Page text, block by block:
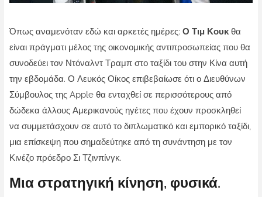
Όπως αναμενόταν εδώ και αρκετές ημέρες: Ο Τιμ Κουκ θα
είναι πράγματι μέλος της οικονομικής αντιπροσωπείας που θα
συνοδεύει τον Ντόναλντ Τραμπ στο ταξίδι του στην Κίνα αυτή
την εβδομάδα. Ο Λευκός Οίκος επιβεβαίωσε ότι ο Διευθύνων
Σύμβουλος της Apple θα ενταχθεί σε περισσότερους από
δώδεκα άλλους Αμερικανούς ηγέτες που έχουν προσκληθεί
να συμμετάσχουν σε αυτό το διπλωματικό και εμπορικό ταξίδι,
μια επίσκεψη που σημαδεύτηκε από τη συνάντηση με τον
Κινέζο πρόεδρο Σι Τζινπίνγκ.
Μια στρατηγική κίνηση, φυσικά.